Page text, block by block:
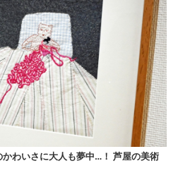
かわいさに大人も夢中…！ 芦屋の美術